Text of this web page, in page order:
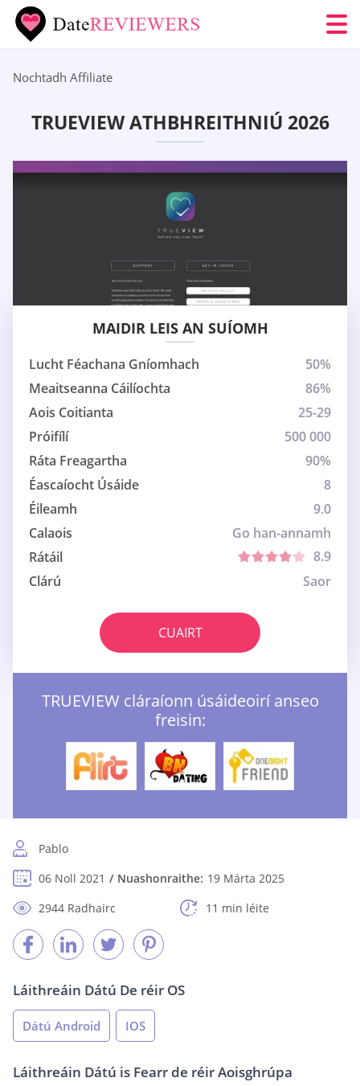
Nochtadh Affiliate
TRUEVIEW ATHBHREITHNIÚ 2026
MAIDIR LEIS AN SUÍOMH
Lucht Féachana Gníomhach
50%
Meaitseanna Cáilíochta
86%
Aois Coitianta
25-29
Próifílí
500 000
Ráta Freagartha
90%
Éascaíocht Úsáide
8
Éileamh
9.0
Calaois
Go han-annamh
Rátáil
8.9
Clárú
Saor
CUAIRT
TRUEVIEW cláraíonn úsáideoirí anseo
freisin:
Pablo
06 Noll 2021
Nuashonraithe: 19 Márta 2025
2944 Radhairc
11 min léite
Láithreáin Dátú De réir OS
Dátú Android IOS
Láithreáin Dátú is Fearr de réir Aoisghrúpa